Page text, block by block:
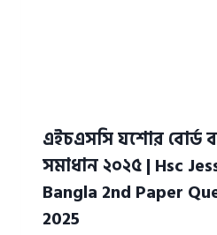
এইচএসসি যশোর বোর্ড
সমাধান ২০২৫ | Hsc
Bangla 2nd Paper
2025